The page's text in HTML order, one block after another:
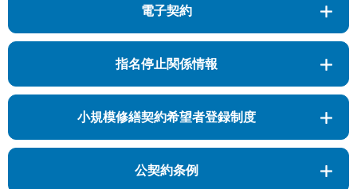
電子契約
指名停止関係情報
小規模修繕契約希望者登録制度
公契約条例